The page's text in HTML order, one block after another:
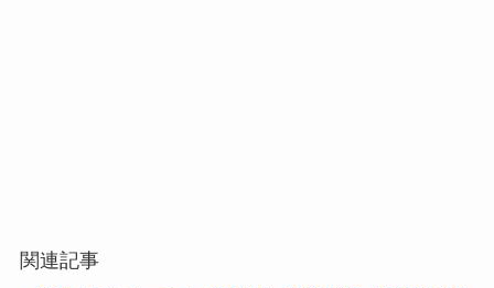
関連記事